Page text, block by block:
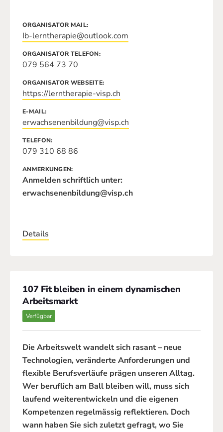
ORGANISATOR MAIL
Ib-lerntherapie@outlook.com
ORGANISATOR TELEFON
079 564 73 70
ORGANISATOR WEBSEITE
https://lerntherapie-visp.ch
E-MAIL
erwachsenenbildung@visp.ch
TELEFON
079 310 68 86
ANMERKUNGEN
Anmelden schriftlich unter:
erwachsenenbildung@visp.ch
Details
107 Fit bleiben in einem dynamischen
Arbeitsmarkt
Verfügbar
Die Arbeitswelt wandelt sich rasant – neue
Technologien, veränderte Anforderungen und
flexible Berufsverläufe prägen unseren Alltag.
Wer beruflich am Ball bleiben will, muss sich
laufend weiterentwickeln und die eigenen
Kompetenzen regelmässig reflektieren. Doch
wann haben Sie sich zuletzt gefragt, wo Sie